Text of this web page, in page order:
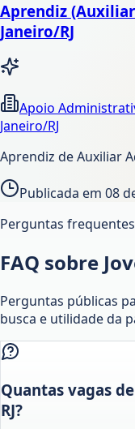
Aprendiz
Janeiro/RJ
Apoio
Janeiro/RJ
Aprendiz de Auxiliar
Publicada em 08
Perguntas frequentes
FAQ sobre
Perguntas públicas
busca e utilidade da
Quantas vagas
RJ?